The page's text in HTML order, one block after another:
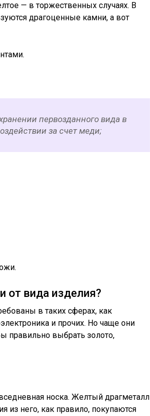
— в торжественных случаях. В
драгоценные камни, а вот
первозданного вида в
за счет меди;
от вида изделия?
в таких сферах, как
и прочих. Но чаще они
правильно выбрать золото,
носка. Желтый драгметалл
из него, как правило, покупаются